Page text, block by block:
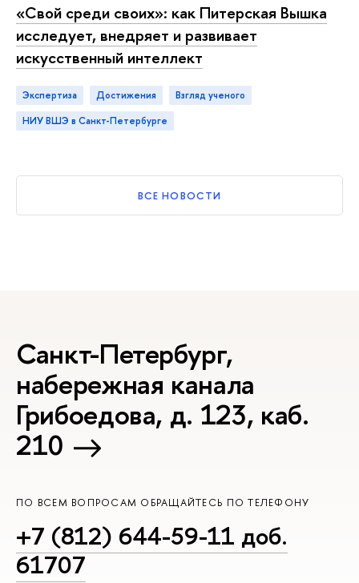
«Свой среди своих»: как Питерская Вышка
исследует, внедряет и развивает
искусственный интеллект
Экспертиза достижения
взгляд ученого
НИУ ВШЭ в Санкт-Петербурге
ВСЕ НОВОСТИ
Санкт-Петербург,
набережная канала
Грибоедова, д. 123, каб.
210
ПО ВСЕМ ВОПРОСАМ ОБРАЩАЙТЕСЬ ПО ТЕЛЕФОНУ
+7 (812) 644-59-11 доб.
61707